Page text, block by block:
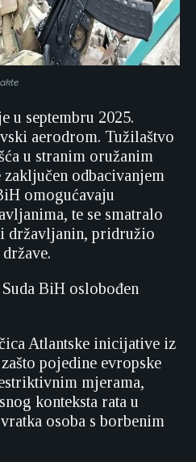
u septembru 2025.
aerodrom. Tužilaštvo
u stranim oružanim
odbacivanjem
omogućavaju
te se smatralo
državljanin, pridružio
BiH oslobođen
Atlantske inicijative iz
pojedine evropske
mjerama,
konteksta rata u
osoba s borbenim